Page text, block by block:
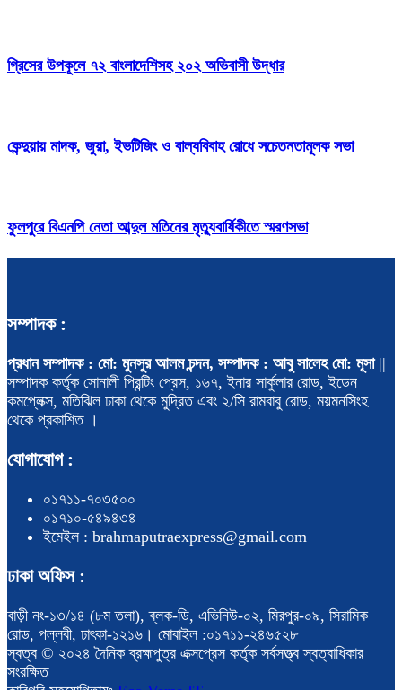
গ্রিসের উপকূলে ৭২ বাংলাদেশিসহ ২০২ অভিবাসী উদ্ধার
কেন্দুয়ায় মাদক, জুয়া, ইভটিজিং ও বাল্যবিবাহ রোধে সচেতনতামূলক সভা
ফুলপুরে বিএনপি নেতা আব্দুল মতিনের মৃত্যুবার্ষিকীতে স্মরণসভা
সম্পাদক :
প্রধান সম্পাদক : মো: মুনসুর আলম চন্দন, সম্পাদক : আবু সালেহ মো: মূসা||
সম্পাদক কর্তৃক সোনালী প্রিন্টিং প্রেস, ১৬৭, ইনার সার্কুলার রোড, ইডেন
কমপ্লেক্স, মতিঝিল ঢাকা থেকে মুদ্রিত এবং ২/সি রামবাবু রোড, ময়মনসিংহ
থেকে প্রকাশিত ।
যোগাযোগ :
০১৭১১-৭০৩৫০০
০১৭১০-৫৪৯৪৩৪
ইমেইল : brahmaputraexpress@gmail.com
ঢাকা অফিস :
বাড়ী নং-১৩/১৪ (৮ম তলা), ব্লক-ডি, এভিনিউ-০২, মিরপুর-০৯, সিরামিক
রোড, পল্লবী, ঢাৎকা-১২১৬। মোবাইল :০১৭১১-২৪৬৫২৮
স্বত্ব © ২০২৪ দৈনিক ব্রহ্মপুত্র এক্সপ্রেস কর্তৃক সর্বসত্ত্ব স্বত্বাধিকার
সংরক্ষিত